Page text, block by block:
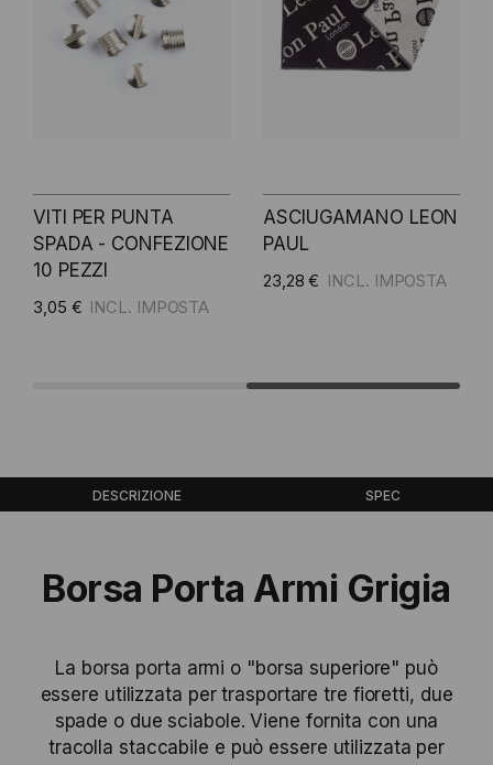
VITI PER PUNTA
SPADA - CONFEZIONE
10 PEZZI
3,05 €
ASCIUGAMANO LEON
PAUL
23,28 €
DESCRIZIONE SPEC
Borsa Porta Armi Grigia
La borsa porta armi o "borsa superiore" può
essere utilizzata per trasportare tre fioretti, due
spade o due sciabole. Viene fornita con una
tracolla staccabile e può essere utilizzata per